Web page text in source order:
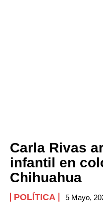
Carla Rivas
infantil en
Chihuahua
POLÍTICA 5 Mayo,